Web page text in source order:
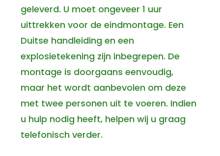
geleverd. U moet ongeveer 1 uur
uittrekken voor de eindmontage. Een
Duitse handleiding en een
explosietekening zijn inbegrepen. De
montage is doorgaans eenvoudig,
maar het wordt aanbevolen om deze
met twee personen uit te voeren. Indien
u hulp nodig heeft, helpen wij u graag
telefonisch verder.